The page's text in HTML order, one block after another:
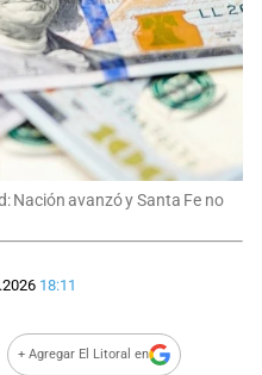
Nación avanzó y Santa Fe no
18:11
+ Agregar El Litoral en